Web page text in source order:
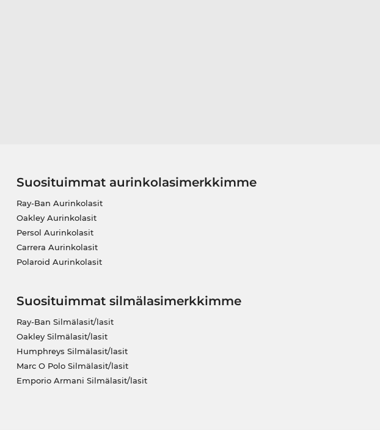
Suosituimmat aurinkolasimerkkimme
Ray-Ban Aurinkolasit
Oakley Aurinkolasit
Persol Aurinkolasit
Carrera Aurinkolasit
Polaroid Aurinkolasit
Suosituimmat silmälasimerkkimme
Ray-Ban Silmälasit/lasit
Oakley Silmälasit/lasit
Humphreys Silmälasit/lasit
Marc O Polo Silmälasit/lasit
Emporio Armani Silmälasit/lasit